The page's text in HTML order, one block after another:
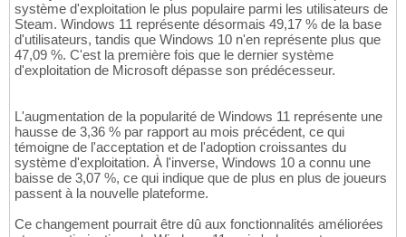
système d'exploitation le plus populaire parmi les utilisateurs de
Steam. Windows 11 représente désormais 49,17 % de la base
d'utilisateurs, tandis que Windows 10 n'en représente plus que
47,09 %. C'est la première fois que le dernier système
d'exploitation de Microsoft dépasse son prédécesseur.
L'augmentation de la popularité de Windows 11 représente une
hausse de 3,36 % par rapport au mois précédent, ce qui
témoigne de l'acceptation et de l'adoption croissantes du
système d'exploitation. À l'inverse, Windows 10 a connu une
baisse de 3,07 %, ce qui indique que de plus en plus de joueurs
passent à la nouvelle plateforme.
Ce changement pourrait être dû aux fonctionnalités améliorées